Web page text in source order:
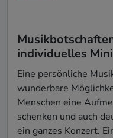
individuelles
Eine persönliche
wunderbare
Menschen eine
schenken und auch
ein ganzes Konzert.